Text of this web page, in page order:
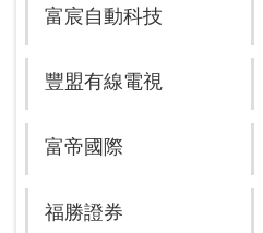
富宸自動科技
豐盟有線電視
富帝國際
福勝證券